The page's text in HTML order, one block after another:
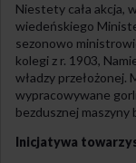
Niestety cała akcja,
wiedeńskiego
sezonowo
kolegi z r. 1903,
władzy przełożonej.
wypracowywane
bezdusznej
Inicjatywa